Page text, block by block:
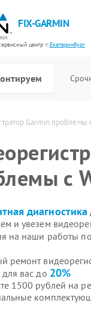
FIX-GARMIN
центр г.Екатеринбург
Garmin
с
диагностика
и увезем
на наши работы
ремонт
вас до 20%
1500 рублей на